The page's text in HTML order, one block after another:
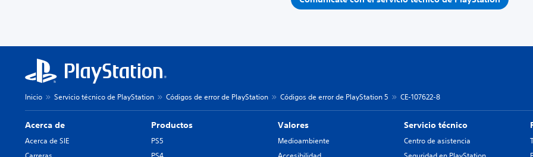
Inicio Servicio técnico de PlayStation Códigos de error de PlayStation Códigos de error de PlayStation 5 CE-107622-8
Acerca de
Acerca de SIE
Productos
PS5
Valores
Medioambiente
Servicio técnico
Centro de asistencia